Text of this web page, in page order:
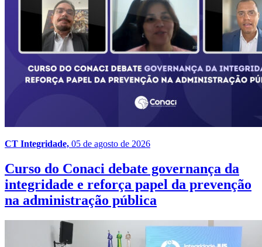
CT Integridade, 05 de agosto de 2026
Curso do Conaci debate governança da
integridade e reforça papel da prevenção
na administração pública